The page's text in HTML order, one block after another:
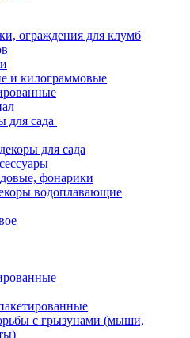
ограждения для клумб
и килограммовые
для сада
для сада
фонарики
водоплавающие
с грызунами (мыши,